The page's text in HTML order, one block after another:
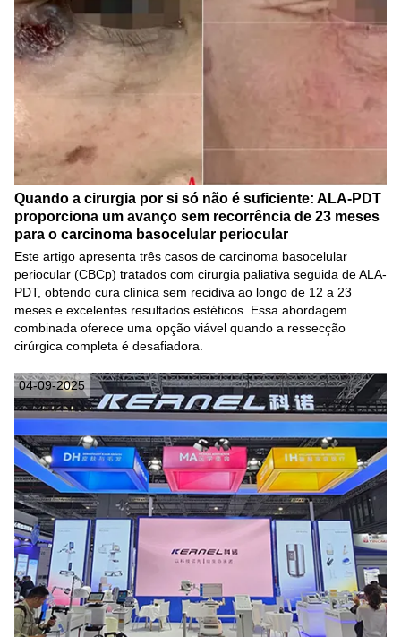
Quando a cirurgia por si só não é suficiente: ALA-PDT
proporciona um avanço sem recorrência de 23 meses
para o carcinoma basocelular periocular
Este artigo apresenta três casos de carcinoma basocelular
periocular (CBCp) tratados com cirurgia paliativa seguida de ALA-
PDT, obtendo cura clínica sem recidiva ao longo de 12 a 23
meses e excelentes resultados estéticos. Essa abordagem
combinada oferece uma opção viável quando a ressecção
cirúrgica completa é desafiadora.
04-09-2025